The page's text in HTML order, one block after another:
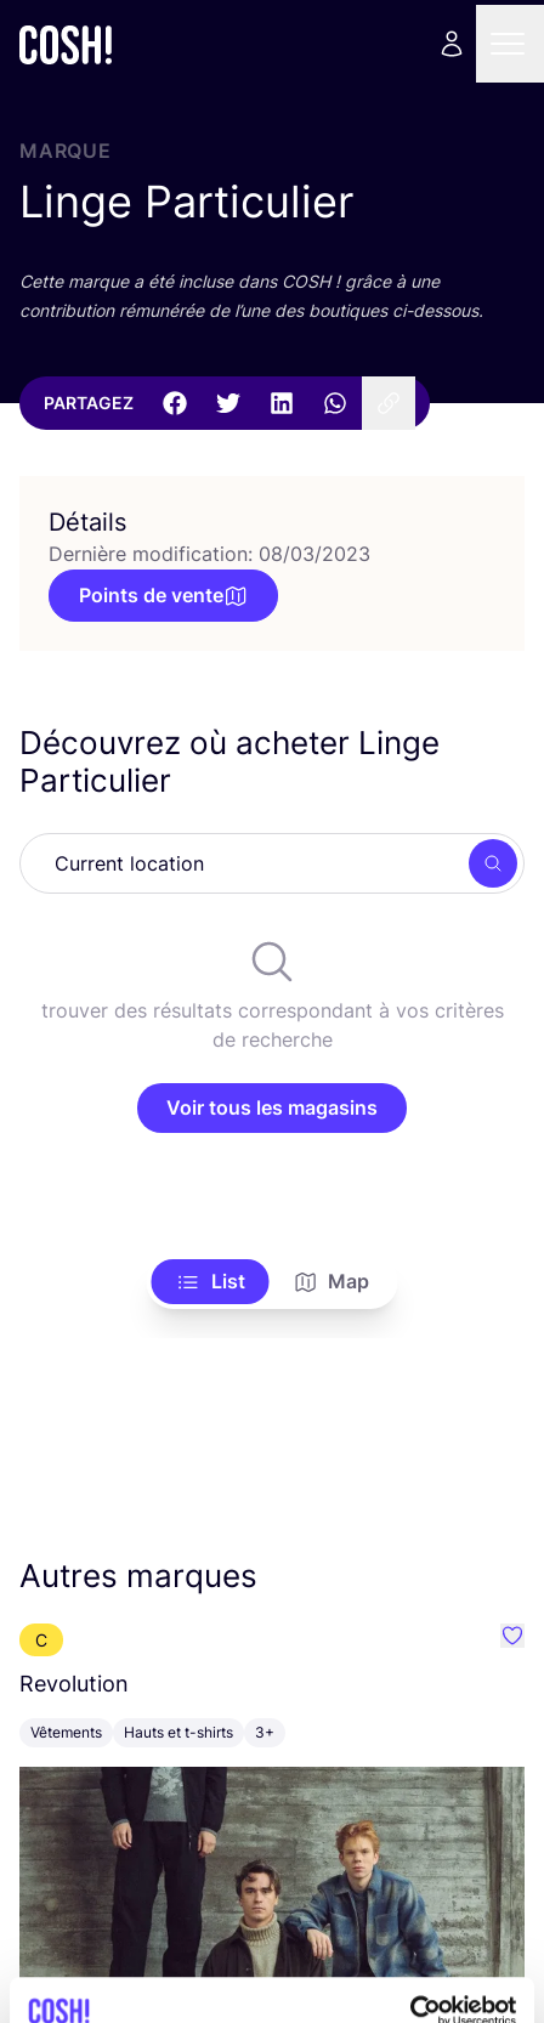
MARQUE
Linge Particulier
Cette marque a été incluse dans COSH! grâce à une
contri­bu­tion rému­né­rée de l’une des bou­tiques ci-dessous.
PARTAGEZ
Détails
Dernière modification: 08/03/2023
Points de vente
Découvrez où acheter Linge
Particulier
trouver des résultats correspondant à vos critères
de recherche
Voir tous les magasins
List Map
Autres marques
C
Revolution
Vêtements Hauts et t-shirts 3+